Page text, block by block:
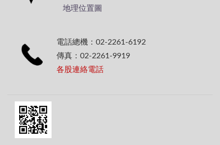
地理位置圖
電話總機：02-2261-6192
傳真：02-2261-9919
各股連絡電話